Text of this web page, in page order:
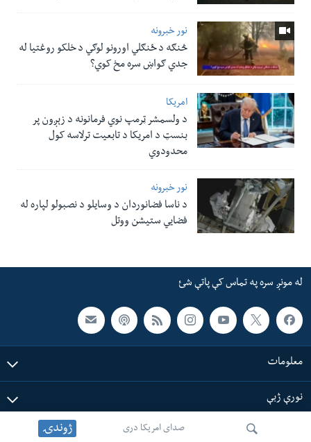
صدای امریکا دری ژوندۍ
نور خبرونه
څنګه د ځنګلي اورونو لوګي د خلکو روغتیا له
جدي ګواښ سره مخ کوي؟
امریکا
د ولسمشر ټرمپ نوي فرمانونه د زېږون پر
بنسټ د امریکا د تابعیت ترلاسه کول
محدودوي
نور خبرونه
د ناسا فضانوردان د وسایلو د نصبولو لپاره له
فضایي ستیشن ووتل
له مونږ سره په تماس کې پاتې شئ
معلومات
نورې ژبې